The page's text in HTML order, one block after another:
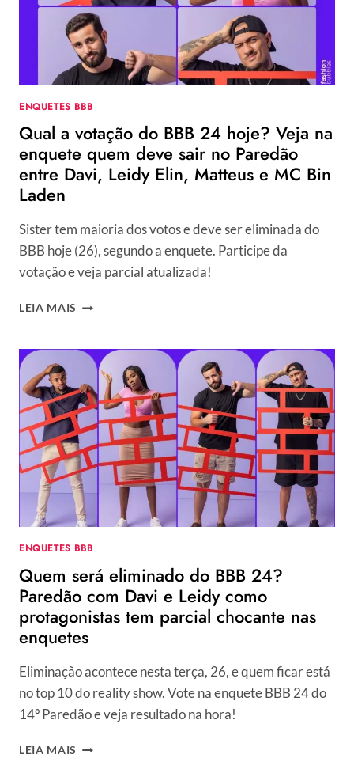
QUEM
DEVE
SAIR
HOJE
NO
PAREDÃO
ENQUETES BBB
Qual a votação do BBB 24 hoje? Veja na
enquete quem deve sair no Paredão
entre Davi, Leidy Elin, Matteus e MC Bin
Laden
Sister tem maioria dos votos e deve ser eliminada do
BBB hoje (26), segundo a enquete. Participe da
votação e veja parcial atualizada!
LEIA MAIS QUAL
DO
BBB
24
HOJE?
VEJA
NA
ENQUETE
QUEM
DEVE
SAIR
NO
ENTRE
DAVI,
LEIDY
ELIN,
MATTEUS
E
BIN
LADEN
ENQUETES BBB
Quem será eliminado do BBB 24?
Paredão com Davi e Leidy como
protagonistas tem parcial chocante nas
enquetes
Eliminação acontece nesta terça, 26, e quem ficar está
no top 10 do reality show. Vote na enquete BBB 24 do
14º Paredão e veja resultado na hora!
LEIA MAIS QUEM